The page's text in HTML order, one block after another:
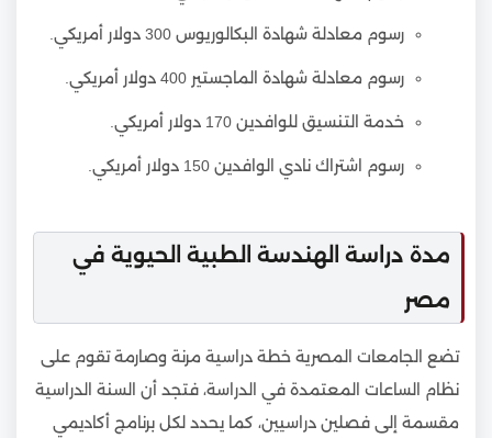
رسوم معادلة شهادة البكالوريوس 300 دولار أمريكي.
رسوم معادلة شهادة الماجستير 400 دولار أمريكي.
خدمة التنسيق للوافدين 170 دولار أمريكي.
رسوم اشتراك نادي الوافدين 150 دولار أمريكي.
مدة دراسة الهندسة الطبية الحيوية في
مصر
تضع الجامعات المصرية خطة دراسية مرنة وصارمة تقوم على
نظام الساعات المعتمدة في الدراسة، فتجد أن السنة الدراسية
مقسمة إلى فصلين دراسيين، كما يحدد لكل برنامج أكاديمي